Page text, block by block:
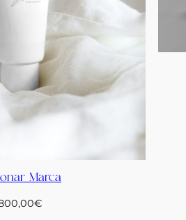
Marca
€